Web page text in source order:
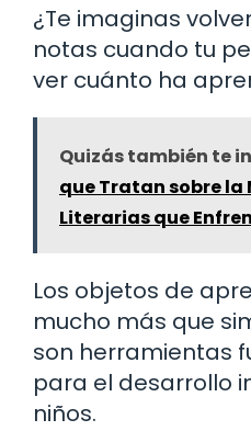
¿Te imaginas
notas cuando tu
ver cuánto ha
Quizás también te
que Tratan sobre la
Literarias que
Los objetos de
mucho más que
son herramientas
para el desarrollo
niños.